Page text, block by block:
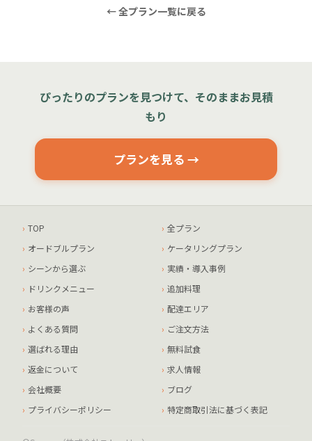
← 全プラン一覧に戻る
ぴったりのプランを見つけて、そのままお見積
もり
プランを見る →
TOP
全プラン
オードブルプラン
ケータリングプラン
シーンから選ぶ
実績・導入事例
ドリンクメニュー
追加料理
お客様の声
配達エリア
よくある質問
ご注文方法
選ばれる理由
無料試食
返金について
求人情報
会社概要
ブログ
プライバシーポリシー
特定商取引法に基づく表記